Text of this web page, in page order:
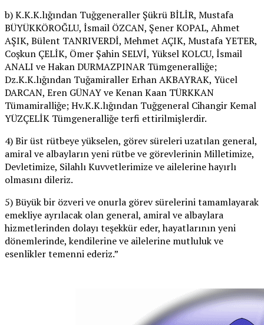
b) K.K.K.lığından Tuğgeneraller Şükrü BİLİR, Mustafa
BÜYÜKKÖROĞLU, İsmail ÖZCAN, Şener KOPAL, Ahmet
AŞIK, Bülent TANRIVERDİ, Mehmet AÇIK, Mustafa YETER,
Coşkun ÇELİK, Ömer Şahin SELVİ, Yüksel KOLCU, İsmail
ANALI ve Hakan DURMAZPINAR Tümgeneralliğe;
Dz.K.K.lığından Tuğamiraller Erhan AKBAYRAK, Yücel
DARCAN, Eren GÜNAY ve Kenan Kaan TÜRKKAN
Tümamiralliğe; Hv.K.K.lığından Tuğgeneral Cihangir Kemal
YÜZÇELİK Tümgeneralliğe terfi ettirilmişlerdir.
4) Bir üst rütbeye yükselen, görev süreleri uzatılan general,
amiral ve albayların yeni rütbe ve görevlerinin Milletimize,
Devletimize, Silahlı Kuvvetlerimize ve ailelerine hayırlı
olmasını dileriz.
5) Büyük bir özveri ve onurla görev sürelerini tamamlayarak
emekliye ayrılacak olan general, amiral ve albaylara
hizmetlerinden dolayı teşekkür eder, hayatlarının yeni
dönemlerinde, kendilerine ve ailelerine mutluluk ve
esenlikler temenni ederiz.”